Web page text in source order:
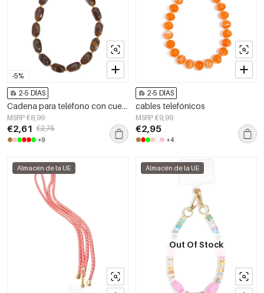
-5%
2-5 DÍAS
Cadena para teléfono con cuentas, accesorios casuales de acrílico para uso diario.
MSRP €8,99
€2,61 €2,75
+9
2-5 DÍAS
cables telefónicos
MSRP €9,99
€2,95
+4
Almacén de la UE Almacén de la UE
Out Of Stock